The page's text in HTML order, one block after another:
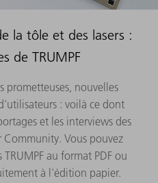
la tôle et des lasers :
de TRUMPF
prometteuses, nouvelles
: voilà ce dont
et les interviews des
Community. Vous pouvez
au format PDF ou
à l'édition papier.